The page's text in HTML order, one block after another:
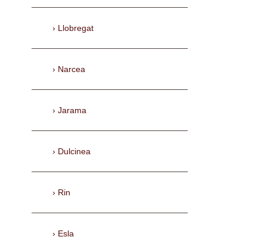
Llobregat
Narcea
Jarama
Dulcinea
Rin
Esla